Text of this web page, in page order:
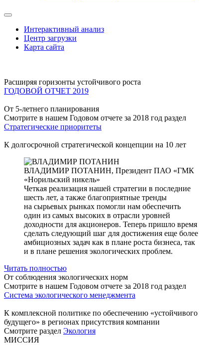
Интерактивный анализ
Центр загрузки
Карта сайта
Расширяя горизонты устойчивого роста
ГОДОВОЙ ОТЧЕТ 2019
От 5-летнего планирования
Смотрите в нашем Годовом отчете за 2018 год раздел
Стратегические приоритеты
К долгосрочной стратегической концепции на 10 лет
ВЛАДИМИР ПОТАНИН, Президент ПАО «ГМК
«Норильский никель»
Четкая реализация нашей стратегии в последние
шесть лет, а также благоприятные тренды
на сырьевых рынках помогли нам обеспечить
один из самых высоких в отрасли уровней
доходности для акционеров. Теперь пришло время
сделать следующий шаг для достижения еще более
амбициозных задач как в плане роста бизнеса, так
и в плане решения экологических проблем.
Читать полностью
От соблюдения экологических норм
Смотрите в нашем Годовом отчете за 2018 год раздел
Система экологического менеджмента
К комплексной политике по обеспечению «устойчивого
будущего» в регионах присутствия компании
Смотрите раздел Экология
МИССИЯ